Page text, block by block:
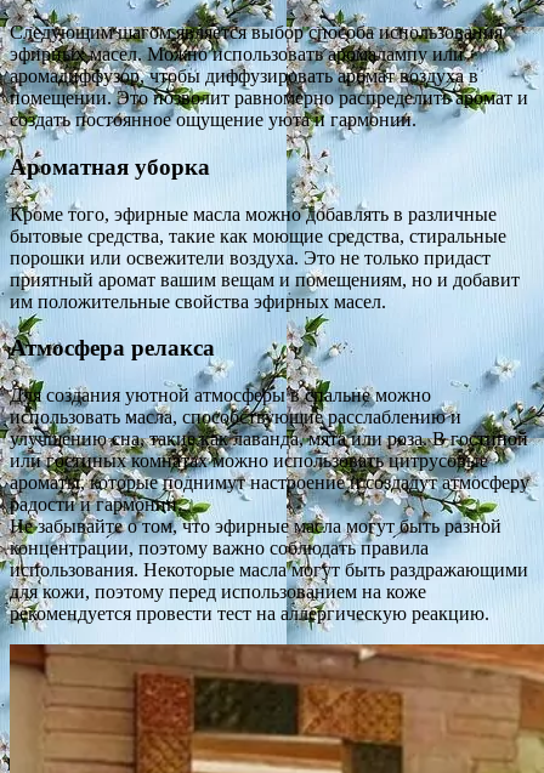
Следующим шагом является выбор способа использования
эфирных масел. Можно использовать аромалампу или
аромадиффузор, чтобы диффузировать аромат воздуха в
помещении. Это позволит равномерно распределить аромат и
создать постоянное ощущение уюта и гармонии.
Ароматная уборка
Кроме того, эфирные масла можно добавлять в различные
бытовые средства, такие как моющие средства, стиральные
порошки или освежители воздуха. Это не только придаст
приятный аромат вашим вещам и помещениям, но и добавит
им положительные свойства эфирных масел.
Атмосфера релакса
Для создания уютной атмосферы в спальне можно
использовать масла, способствующие расслаблению и
улучшению сна, такие как лаванда, мята или роза. В гостиной
или гостиных комнатах можно использовать цитрусовые
ароматы, которые поднимут настроение и создадут атмосферу
радости и гармонии.
Не забывайте о том, что эфирные масла могут быть разной
концентрации, поэтому важно соблюдать правила
использования. Некоторые масла могут быть раздражающими
для кожи, поэтому перед использованием на коже
рекомендуется провести тест на аллергическую реакцию.